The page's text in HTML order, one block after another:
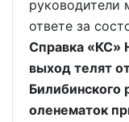
руководители
ответе за
Справка «КС»
выход телят
Билибинского
оленематок